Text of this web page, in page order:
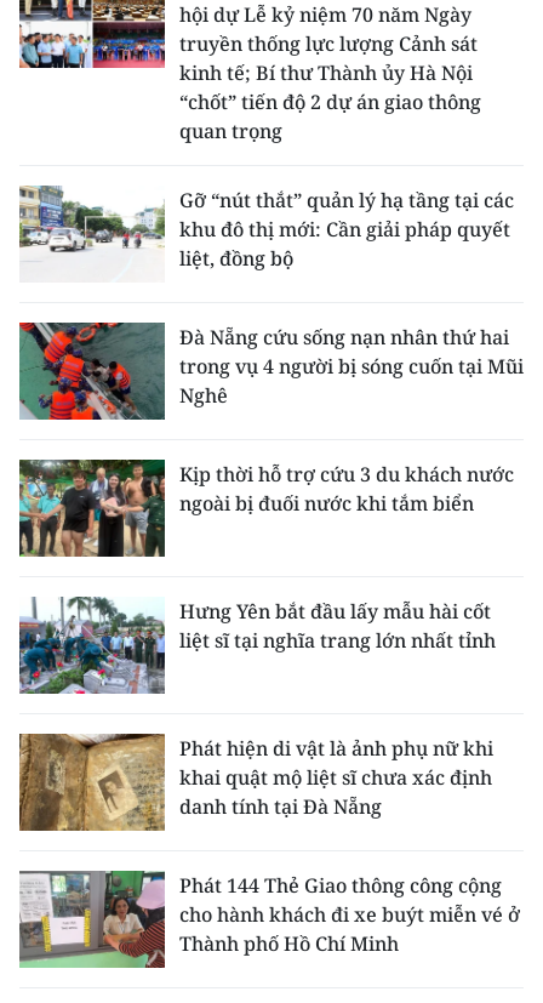
hội dự Lễ kỷ niệm 70 năm Ngày
truyền thống lực lượng Cảnh sát
kinh tế; Bí thư Thành ủy Hà Nội
“chốt” tiến độ 2 dự án giao thông
quan trọng
Gỡ “nút thắt” quản lý hạ tầng tại các
khu đô thị mới: Cần giải pháp quyết
liệt, đồng bộ
Đà Nẵng cứu sống nạn nhân thứ hai
trong vụ 4 người bị sóng cuốn tại Mũi
Nghê
Kịp thời hỗ trợ cứu 3 du khách nước
ngoài bị đuối nước khi tắm biển
Hưng Yên bắt đầu lấy mẫu hài cốt
liệt sĩ tại nghĩa trang lớn nhất tỉnh
Phát hiện di vật là ảnh phụ nữ khi
khai quật mộ liệt sĩ chưa xác định
danh tính tại Đà Nẵng
Phát 144 Thẻ Giao thông công cộng
cho hành khách đi xe buýt miễn vé ở
Thành phố Hồ Chí Minh